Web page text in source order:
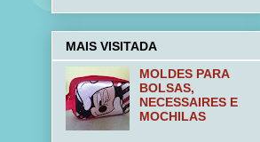
MAIS VISITADA
MOLDES PARA
BOLSAS,
NECESSAIRES E
MOCHILAS